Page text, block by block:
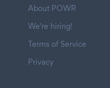
About POWR
We're hiring!
Terms of Service
Privacy